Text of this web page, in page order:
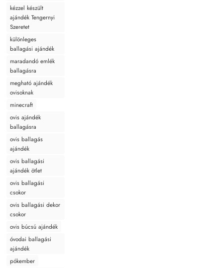
kézzel készült
ajándék Tengernyi
Szeretet
különleges
ballagási ajándék
maradandó emlék
ballagásra
megható ajándék
ovisoknak
minecraft
ovis ajándék
ballagásra
ovis ballagás
ajándék
ovis ballagási
ajándék ötlet
ovis ballagási
csokor
ovis ballagási dekor
csokor
ovis búcsú ajándék
óvodai ballagási
ajándék
pókember